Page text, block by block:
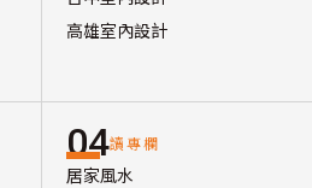
高雄室內設計
04讀專欄
居家風水